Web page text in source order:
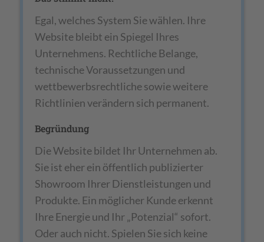
Egal, welches System Sie wählen. Ihre
Website bleibt ein Spiegel Ihres
Unternehmens. Rechtliche Belange,
technische Voraussetzungen und
wettbewerbsrechtliche sowie weitere
Richtlinien verändern sich permanent.
Begründung
Die Website bildet Ihr Unternehmen ab.
Sie ist eher ein öffentlich publizierter
Showroom Ihrer Dienstleistungen und
Produkte. Ein möglicher Kunde erkennt
Ihre Energie und Ihr „Potenzial“ sofort.
Oder auch nicht. Spielen Sie sich keine